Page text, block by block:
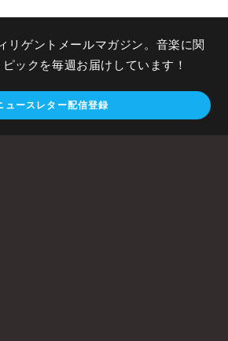
リゲントメールマガジン。音楽に関
ックを毎週お届けしています！
ュースレター配信登録